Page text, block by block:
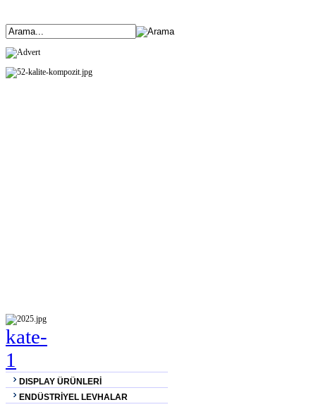
DISPLAY ÜRÜNLERİ
ENDÜSTRİYEL LEVHALAR